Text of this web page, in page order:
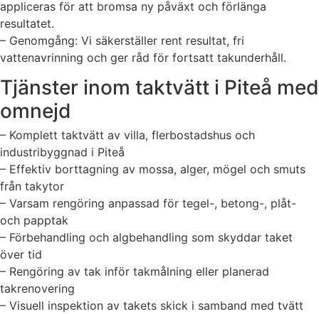
appliceras för att bromsa ny påväxt och förlänga
resultatet.
– Genomgång: Vi säkerställer rent resultat, fri
vattenavrinning och ger råd för fortsatt takunderhåll.
Tjänster inom taktvätt i Piteå med
omnejd
– Komplett taktvätt av villa, flerbostadshus och
industribyggnad i Piteå
– Effektiv borttagning av mossa, alger, mögel och smuts
från takytor
– Varsam rengöring anpassad för tegel-, betong-, plåt-
och papptak
– Förbehandling och algbehandling som skyddar taket
över tid
– Rengöring av tak inför takmålning eller planerad
takrenovering
– Visuell inspektion av takets skick i samband med tvätt